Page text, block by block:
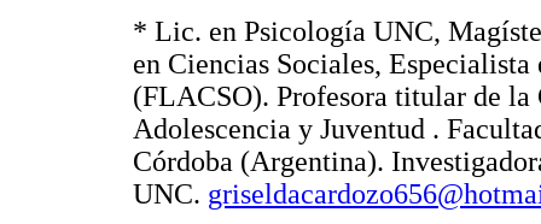
* Lic. en Psicología UNC,
en Ciencias Sociales,
(FLACSO). Profesora titular de
Adolescencia y Juventud .
Córdoba (Argentina).
UNC.